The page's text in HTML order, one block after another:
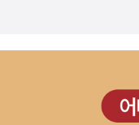
いご #五味太郞《아름
여명으로 청춘하지 마 1
믹스, 2025.11.30.)#人
히 철들면서 찬찬히 눈